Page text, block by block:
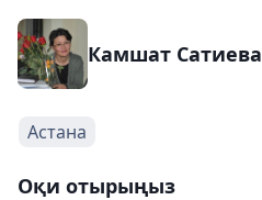
Камшат Сатиева
Астана
Оқи отырыңыз